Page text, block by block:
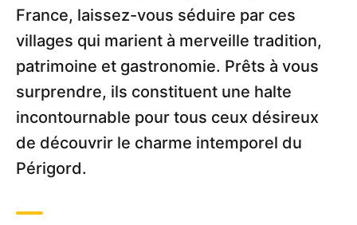
France, laissez-vous séduire par ces
villages qui marient à merveille tradition,
patrimoine et gastronomie. Prêts à vous
surprendre, ils constituent une halte
incontournable pour tous ceux désireux
de découvrir le charme intemporel du
Périgord.